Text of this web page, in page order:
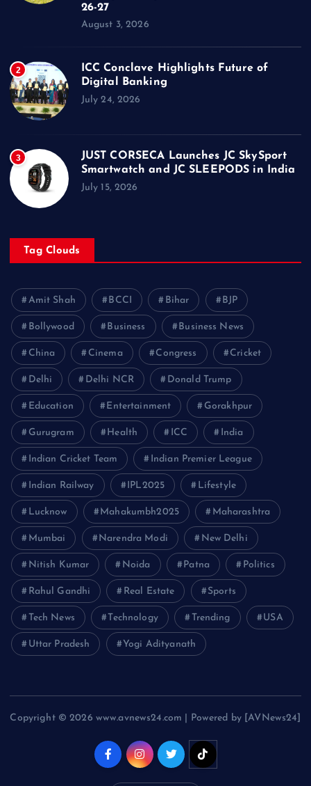
26-27
August 3, 2026
2
ICC Conclave Highlights Future of
Digital Banking
July 24, 2026
3
JUST CORSECA Launches JC SkySport
Smartwatch and JC SLEEPODS in India
July 15, 2026
Tag Clouds
Amit Shah BCCI Bihar BJP
Bollywood Business Business News
China Cinema Congress Cricket
Delhi Delhi NCR Donald Trump
Education Entertainment Gorakhpur
Gurugram Health ICC India
Indian Cricket Team Indian Premier League
Indian Railway IPL2025 Lifestyle
Lucknow Mahakumbh2025 Maharashtra
Mumbai Narendra Modi New Delhi
Nitish Kumar Noida Patna Politics
Rahul Gandhi Real Estate Sports
Tech News Technology Trending USA
Uttar Pradesh Yogi Adityanath
Copyright © 2026 www.avnews24.com | Powered by [AVNews24]